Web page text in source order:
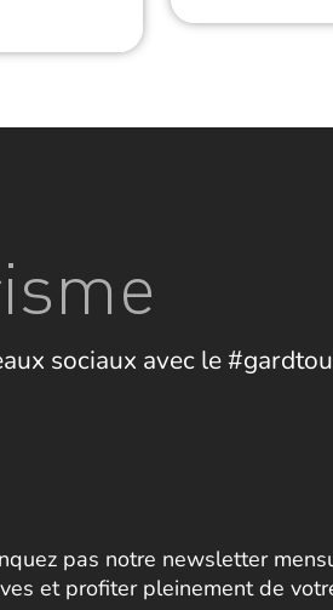
sociaux avec le
pas notre newsletter
et profiter pleinement de